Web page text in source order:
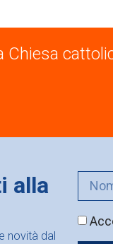
Chiesa
alla
novità dal